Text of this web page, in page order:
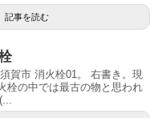
記事を読む
賀市 消火栓01。 右書き。現
栓の中では最古の物と思われ